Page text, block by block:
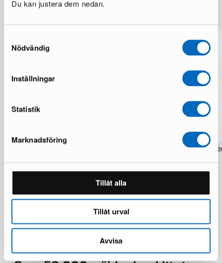
Du kan justera dem nedan.
Nödvändig
Inställningar
Statistik
Marknadsföring
Tillåt alla
Tillåt urval
Avvisa
Mer från samma märke
Pakistan handknotted